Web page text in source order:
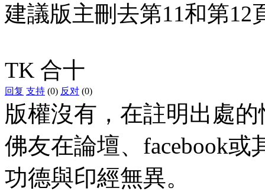
建議版主刪去第11和第12
TK 合十
回复 支持 (0) 反对 (0)
版權沒有，在註明出處
佛友在論壇、facebook
功德與印經無異。